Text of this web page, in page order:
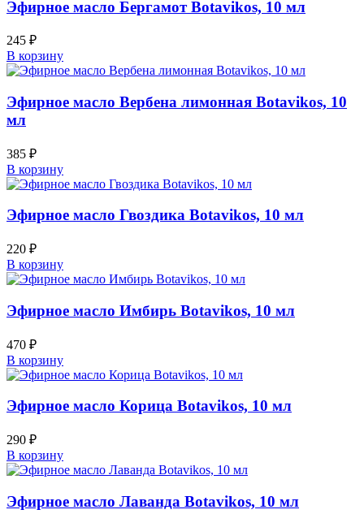
Эфирное масло Бергамот Botavikos, 10 мл
245 ₽
В корзину
Эфирное масло Вербена лимонная Botavikos, 10
мл
385 ₽
В корзину
Эфирное масло Гвоздика Botavikos, 10 мл
220 ₽
В корзину
Эфирное масло Имбирь Botavikos, 10 мл
470 ₽
В корзину
Эфирное масло Корица Botavikos, 10 мл
290 ₽
В корзину
Эфирное масло Лаванда Botavikos, 10 мл